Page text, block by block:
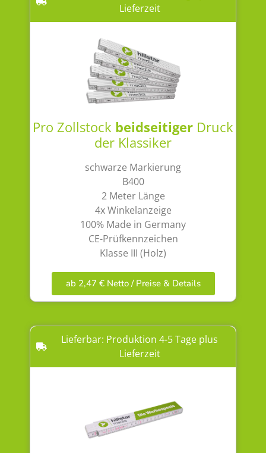
Lieferzeit
Pro Zollstock beidseitiger Druck
der Klassiker
schwarze Markierung
B400
2 Meter Länge
4x Winkelanzeige
100% Made in Germany
CE-Prüfkennzeichen
Klasse III (Holz)
ab 2,47 € Netto / Preise & Details
Lieferbar: Produktion 4-5 Tage plus
Lieferzeit